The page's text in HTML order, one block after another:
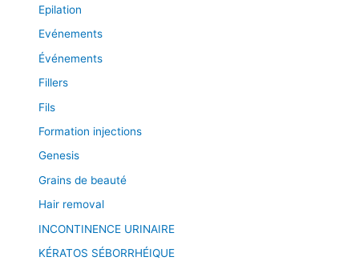
Epilation
Evénements
Événements
Fillers
Fils
Formation injections
Genesis
Grains de beauté
Hair removal
INCONTINENCE URINAIRE
KÉRATOS SÉBORRHÉIQUE